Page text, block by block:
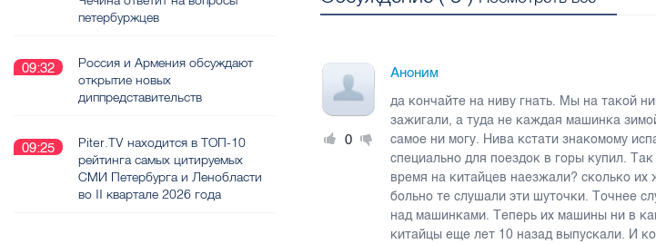
0
Аноним
да кончайте на ниву гнать. Мы на такой
зажигали, а туда не каждая машинка
самое ни могу. Нива кстати знакомому
специально для поездок в горы купил.
время на китайцев наезжали? сколько
больно те слушали эти шуточки. Точнее
над машинками. Теперь их машины ни в
китайцы еще лет 10 назад выпускали. И
петербуржцев
09:32
Россия и Армения обсуждают
открытие новых
диппредставительств
09:25
Piter.TV находится в ТОП-10
рейтинга самых цитируемых
СМИ Петербурга и Ленобласти
во II квартале 2026 года